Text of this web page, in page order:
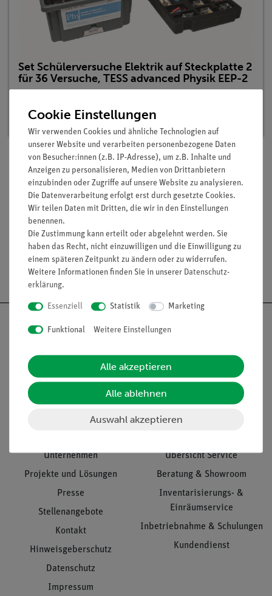
Set Schülerversuche Elektrik auf Steckplatte 2
für 36 Versuche, TESS advanced Physik EEP-2
Lieferzeit: Vorrätig
Lieferumfang
Media / Downloads
Versandkostenfrei ab 300,- €
Informationen
Unternehmen
Projekte und Lösungen
Presse
Stellenangebote
Kontakt
Hinweisgeberschutz
Datenschutz
Impressum
Service
Übersicht Service
Beratung & Showroom
Inventarisierungs- &
Einräumservice
Inbetriebnahme & Schulungen
Kundendienst
Cookie Einstellungen
Wir verwenden Cookies und ähnliche Technologien auf
unserer Website und verarbeiten personenbezogene Daten
von Besucher:innen (z.B. IP-Adresse), um z.B. Inhalte und
Anzeigen zu personalisieren, Medien von Drittanbietern
einzubinden oder Zugriffe auf unsere Website zu analysieren.
Die Datenverarbeitung erfolgt erst durch gesetzte Cookies.
Wir teilen Daten mit Dritten, die wir in den Einstellungen
benennen.
Die Zustimmung kann erteilt oder abgelehnt werden. Sie
haben das Recht, nicht einzuwilligen und die Einwilligung zu
einem späteren Zeitpunkt zu ändern oder zu widerrufen.
Weitere Informationen finden Sie in unserer Daten­schutz­
erklärung.
Essenziell Statistik Marketing
Funktional Weitere Einstellungen
Alle akzeptieren
Alle ablehnen
Auswahl akzeptieren